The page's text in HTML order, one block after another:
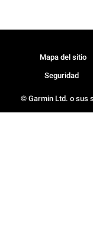
© Garmin Ltd. o sus
Mapa del sitio
Seguridad